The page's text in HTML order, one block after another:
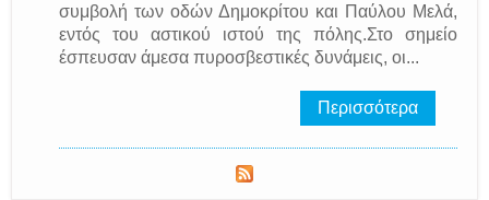
συμβολή των οδών Δημοκρίτου και Παύλου Μελά,
εντός του αστικού ιστού της πόλης.Στο σημείο
έσπευσαν άμεσα πυροσβεστικές δυνάμεις, οι...
Περισσότερα